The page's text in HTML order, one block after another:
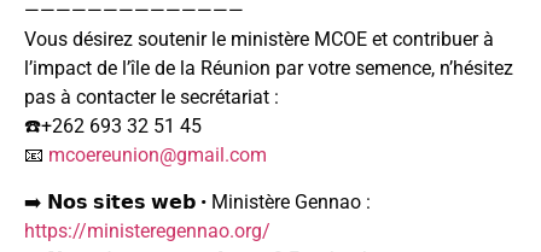
——————————————
Vous désirez soutenir le ministère MCOE et contribuer à
l’impact de l’île de la Réunion par votre semence, n’hésitez
pas à contacter le secrétariat :
☎️+262 693 32 51 45
📧 mcoereunion@gmail.com
➡️ 𝗡𝗼𝘀 𝘀𝗶𝘁𝗲𝘀 𝘄𝗲𝗯 • Ministère Gennao :
https://ministeregennao.org/